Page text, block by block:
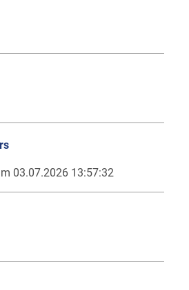
03.07.2026 13:57:32